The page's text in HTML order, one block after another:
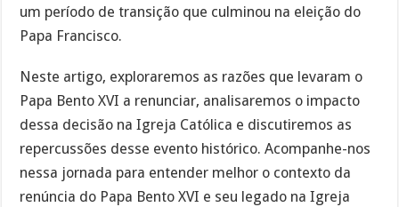
um período de transição que culminou na eleição do
Papa Francisco.
Neste artigo, exploraremos as razões que levaram o
Papa Bento XVI a renunciar, analisaremos o impacto
dessa decisão na Igreja Católica e discutiremos as
repercussões desse evento histórico. Acompanhe-nos
nessa jornada para entender melhor o contexto da
renúncia do Papa Bento XVI e seu legado na Igreja